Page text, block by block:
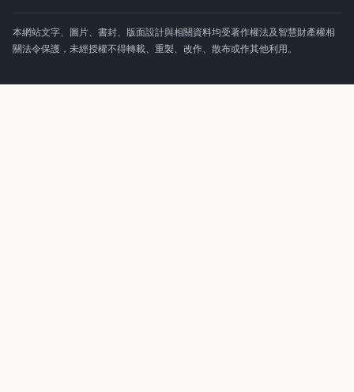
本網站文字、圖片、書封、版面設計與相關資料均受著作權法及智慧財產權相
關法令保護，未經授權不得轉載、重製、改作、散布或作其他利用。